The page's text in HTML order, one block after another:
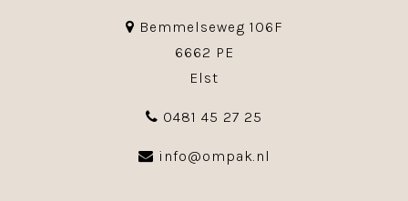
Bemmelseweg 106F
6662 PE
Elst
0481 45 27 25
info@ompak.nl